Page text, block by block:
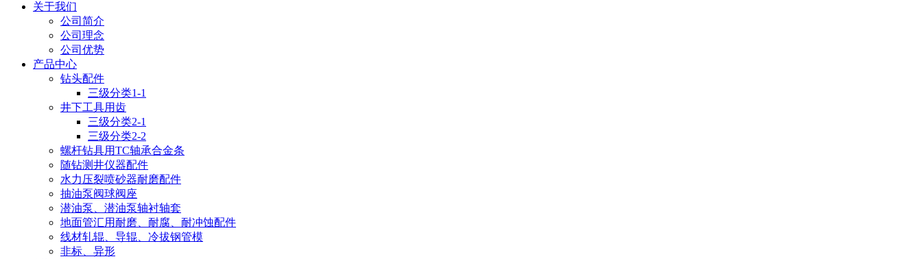
关于我们
公司简介
公司理念
公司优势
产品中心
钻头配件
三级分类1-1
井下工具用齿
三级分类2-1
三级分类2-2
螺杆钻具用TC轴承合金条
随钻测井仪器配件
水力压裂喷砂器耐磨配件
抽油泵阀球阀座
潜油泵、潜油泵轴衬轴套
地面管汇用耐磨、耐腐、耐冲蚀配件
线材轧辊、导辊、冷拔钢管模
非标、异形